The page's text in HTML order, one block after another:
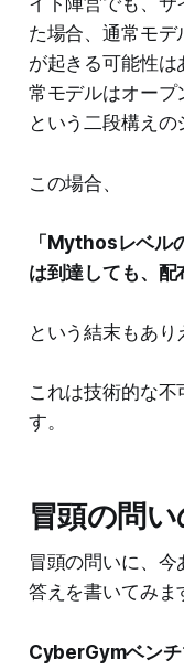
た場合、通常モ
が起きる可能性
常モデルはオープ
という二段構えの
この場合、
「Mythosレベル
は到達しても、
という結末もあり
これは技術的な
す。
冒頭の問い
冒頭の問いに、
答えを書いてみま
CyberGymベン